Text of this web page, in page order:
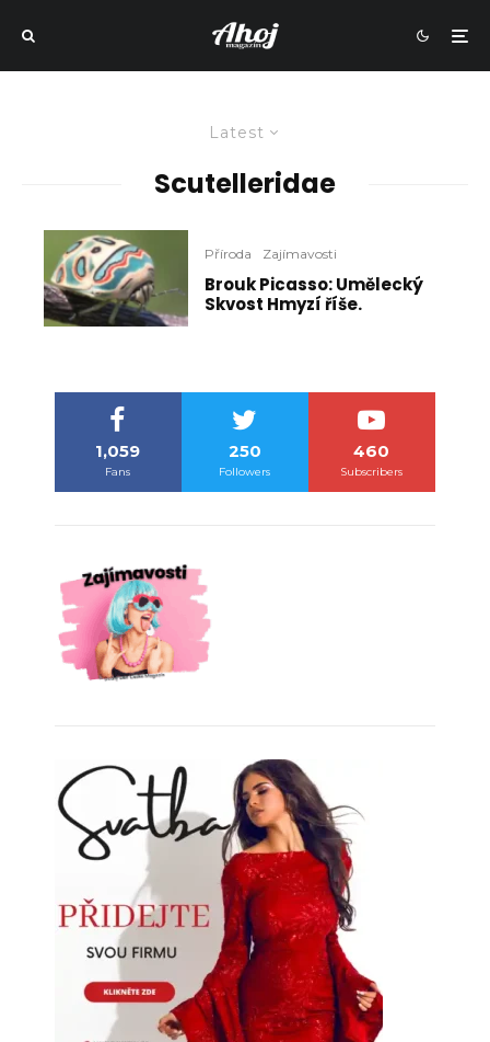
Latest
Scutelleridae
Příroda Zajímavosti
Brouk Picasso: Umělecký
Skvost Hmyzí říše.
1,059
Fans
250
Followers
460
Subscribers